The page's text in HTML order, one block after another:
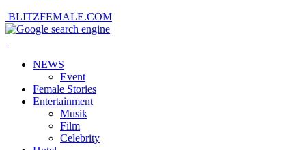
BLITZFEMALE.COM
NEWS
Event
Female Stories
Entertainment
Musik
Film
Celebrity